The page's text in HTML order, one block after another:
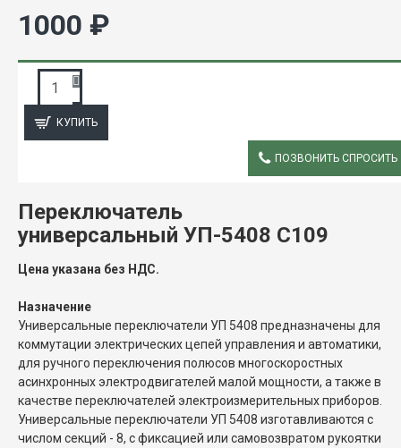
1000 ₽
КУПИТЬ
ПОЗВОНИТЬ СПРОСИТЬ
Переключатель
универсальный УП-5408 С109
Цена указана без НДС.
Назначение
Универсальные переключатели УП 5408 предназначены для
коммутации электрических цепей управления и автоматики,
для ручного переключения полюсов многоскоростных
асинхронных электродвигателей малой мощности, а также в
качестве переключателей электроизмерительных приборов.
Универсальные переключатели УП 5408 изготавливаются с
числом секций - 8, с фиксацией или самовозвратом рукоятки